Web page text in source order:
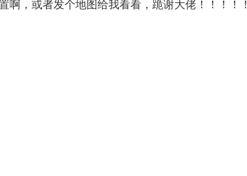
啊，或者发个地图给我看看，跪谢大佬！！！！！